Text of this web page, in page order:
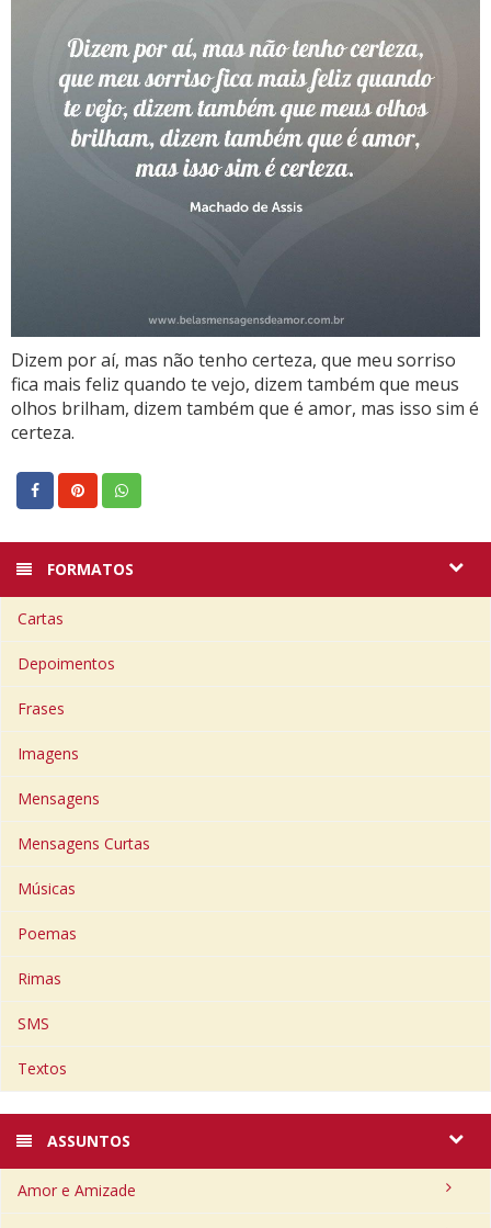
Dizem por aí, mas não tenho certeza, que meu sorriso
fica mais feliz quando te vejo, dizem também que meus
olhos brilham, dizem também que é amor, mas isso sim é
certeza.
FORMATOS
Cartas
Depoimentos
Frases
Imagens
Mensagens
Mensagens Curtas
Músicas
Poemas
Rimas
SMS
Textos
ASSUNTOS
Amor e Amizade